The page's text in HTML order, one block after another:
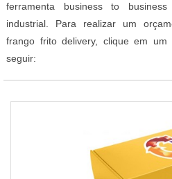
ferramenta business to
industrial. Para realizar um
frango frito delivery, clique em
seguir: